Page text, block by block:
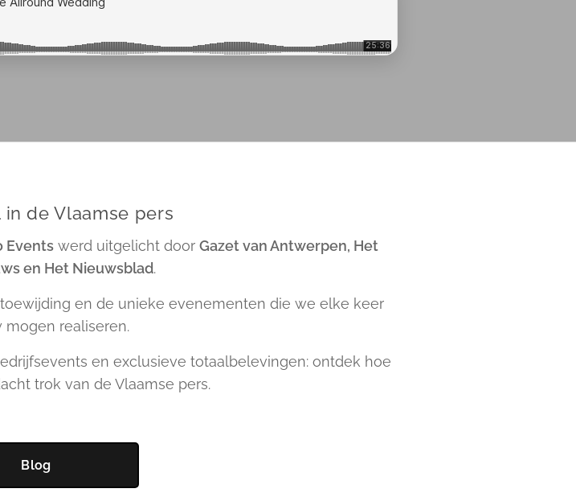
in de Vlaamse pers
Eventswerd uitgelicht door Gazet van Antwerpen, Het
en Het Nieuwsblad.
en de unieke evenementen die we elke keer
mogen realiseren.
en exclusieve totaalbelevingen: ontdek hoe
trok van de Vlaamse pers.
Blog